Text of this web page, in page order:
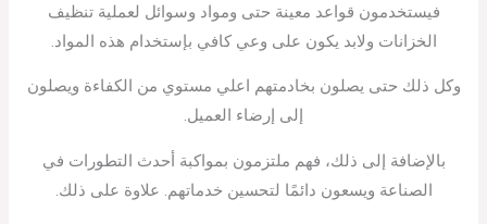
فيستخدمون قواعد معينة حتى ومواد وسوائل لعملية تنظيف
الخزانات ولابد يكون على وعي كافي بإستخدام هذه المواد.
وكل ذلك حتى يصلون بخادمتهم اعلي مستوي من الكفاءة ويصلون
إلى إرضاء العميل.
بالإضافة إلى ذلك، فهم ملتزمون بمواكبة أحدث التطورات في
الصناعة ويسعون دائمًا لتحسين خدماتهم. علاوة على ذلك.